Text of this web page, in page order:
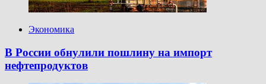
Экономика
В России обнулили пошлину на импорт
нефтепродуктов